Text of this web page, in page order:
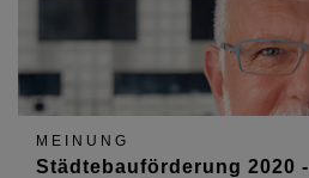
MEINUNG
Städtebauförderung 2020